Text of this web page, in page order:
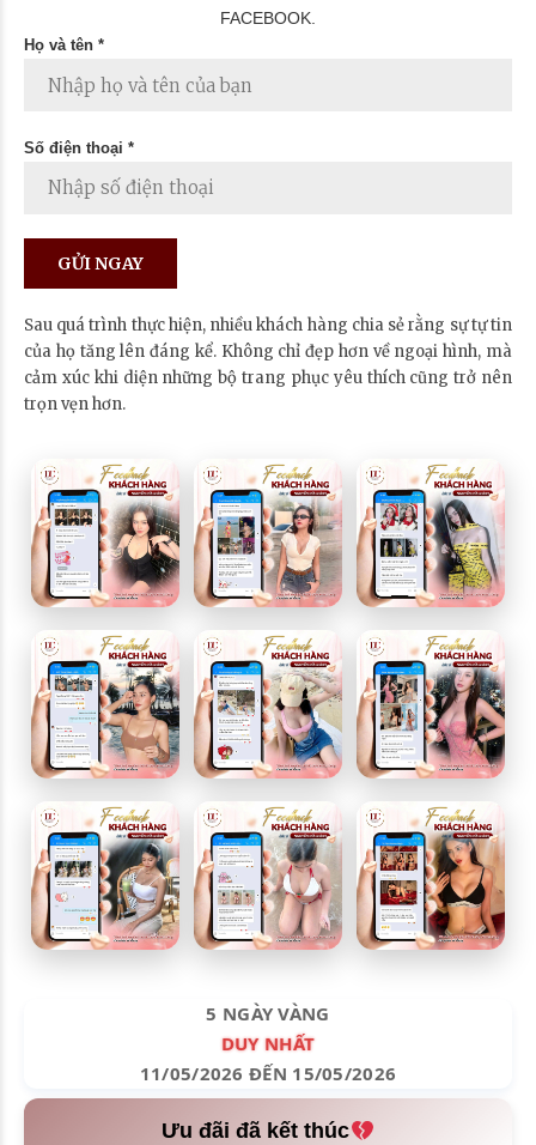
FACEBOOK.
Họ và tên *
Số điện thoại *
Sau quá trình thực hiện, nhiều khách hàng chia sẻ rằng sự tự tin
của họ tăng lên đáng kể. Không chỉ đẹp hơn về ngoại hình, mà
cảm xúc khi diện những bộ trang phục yêu thích cũng trở nên
trọn vẹn hơn.
5 NGÀY VÀNG
DUY NHẤT
11/05/2026 ĐẾN 15/05/2026
Ưu đãi đã kết thúc